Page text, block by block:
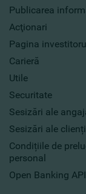
Publicarea
Acţionari
Pagina
Carieră
Utile
Securitate
Sesizări ale
Sesizări ale
Condițiile de
personal
Open Banking API